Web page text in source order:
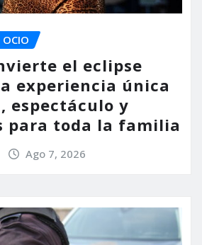
OCIO
el eclipse
experiencia única
espectáculo y
para toda la familia
Ago 7, 2026